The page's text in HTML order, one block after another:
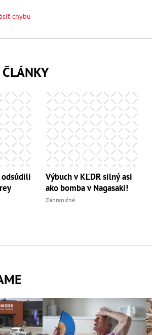
chybu
Výbuch v KĽDR silný asi
ako bomba v Nagasaki!
Zahraničné